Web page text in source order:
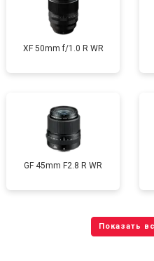
XF 50mm f/1.0 R WR
GF 45mm F2.8 R WR